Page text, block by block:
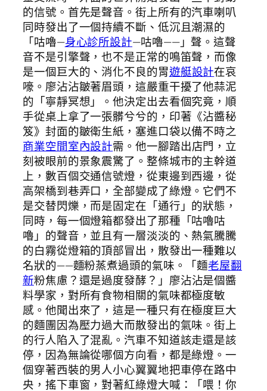
的信號。首先是聲音。街上所有的汽車喇叭
同時發出了一個持續不斷、低沉且潮濕的
「咕嚕—身心診所設計—咕嚕——」聲。這聲
音不是引擎聲，也不是正常的鳴笛聲，而像
是一個巨大的、消化不良的胃遊艇設計在哀
嚎。廖沾沾皺著眉頭，這嚴重干擾了他蒜泥
的「寧靜冥想」。他決定出去看個究竟，順
手從桌上拿了一張髒兮兮的，印著《沾醬秘
笈》封面的皺衛生紙，塞進口袋以備不時之
商業空間室內設計需。他一腳踏出店門，立
刻被眼前的景象震驚了。整條城市的主幹道
上，數百個交通信號燈，從東邊到西邊，從
高架橋到巷弄口，全部變成了綠燈。它們不
是交替閃爍，而是固定在「通行」的狀態，
同時，每一個燈箱都發出了那種「咕嚕咕
嚕」的聲音，並且有一層淡淡的、熱氣騰騰
的白霧從燈箱的頂部冒出，散發出一種難以
名狀的——麵粉蒸煮過頭的氣味。「麵老屋翻
新粉焦慮？還是過度發酵？」廖沾沾是個醬
料學家，對所有食物相關的氣味都極度敏
感。他聞出來了，這是一種只有在極度巨大
的麵團因為壓力過大而散發出的氣味。街上
的行人陷入了混亂。汽車不知道該走還是該
停，因為無論從哪個方向看，都是綠燈。一
個穿著西裝的男人小心翼翼地把車停在路中
央，搖下車窗，對著紅綠燈大喊：「喂！你